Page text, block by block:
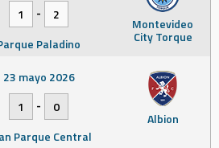
Montevideo
City Torque
1
-
2
Paladino
Albion
23 mayo 2026
1
-
0
Parque Central